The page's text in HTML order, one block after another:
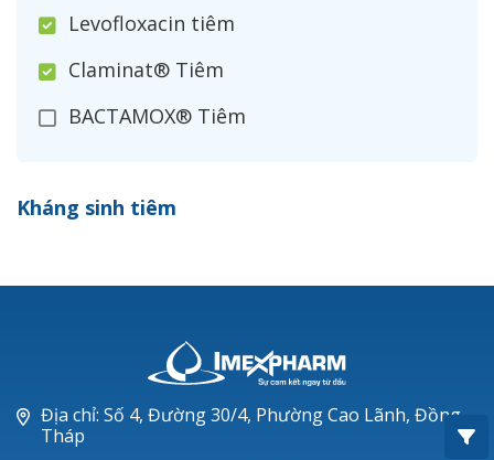
Levofloxacin tiêm
Claminat® Tiêm
BACTAMOX® Tiêm
Ceftizoxim®
Piperacillin
Ticarlinat®
Kháng sinh tiêm
Địa chỉ: Số 4, Đường 30/4, Phường Cao Lãnh, Đồng
Tháp